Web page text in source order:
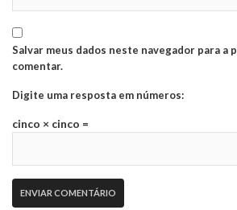
Salvar meus dados neste navegador para a
comentar.
Digite uma resposta em números:
cinco × cinco =